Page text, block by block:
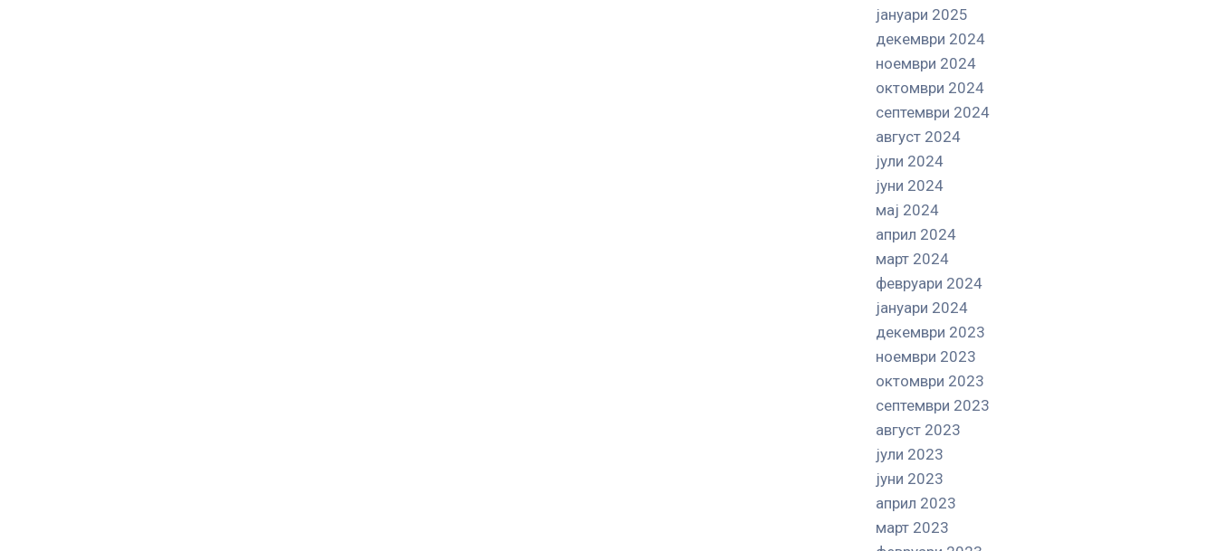
јануари 2025
декември 2024
ноември 2024
октомври 2024
септември 2024
август 2024
јули 2024
јуни 2024
мај 2024
април 2024
март 2024
февруари 2024
јануари 2024
декември 2023
ноември 2023
октомври 2023
септември 2023
август 2023
јули 2023
јуни 2023
април 2023
март 2023